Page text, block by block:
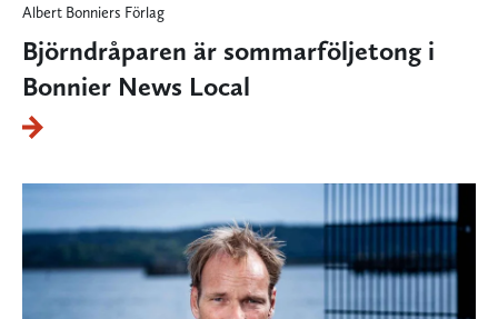
Albert Bonniers Förlag
Björndråparen är sommarföljetong i
Bonnier News Local